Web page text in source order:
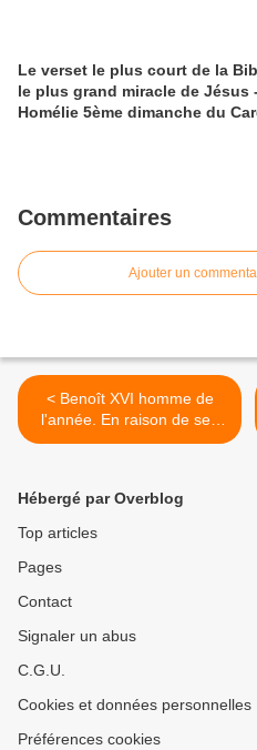
Le verset le plus court de la
le plus grand miracle de Jésus -
Homélie 5ème dimanche du
Commentaires
Ajouter un
< Benoît XVI homme de
l'année. En raison de ses
homélies
Hébergé par Overblog
Top articles
Pages
Contact
Signaler un abus
C.G.U.
Cookies et données personnelles
Préférences cookies